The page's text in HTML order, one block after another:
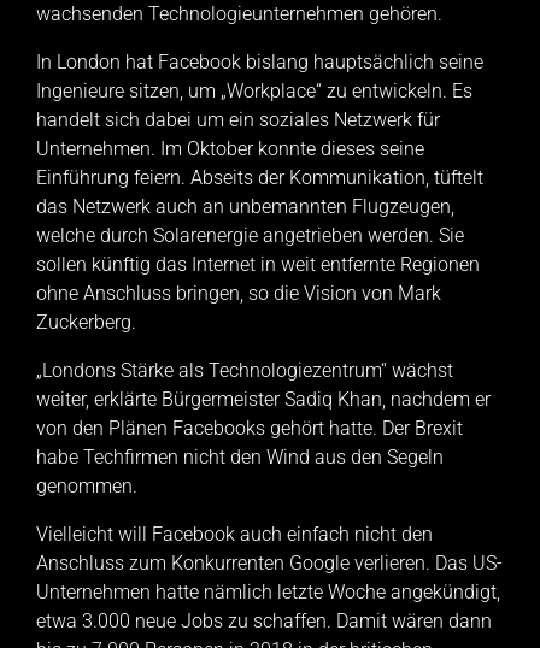
wachsenden Technologieunternehmen gehören.
In London hat Facebook bislang hauptsächlich seine
Ingenieure sitzen, um „Workplace“ zu entwickeln. Es
handelt sich dabei um ein soziales Netzwerk für
Unternehmen. Im Oktober konnte dieses seine
Einführung feiern. Abseits der Kommunikation, tüftelt
das Netzwerk auch an unbemannten Flugzeugen,
welche durch Solarenergie angetrieben werden. Sie
sollen künftig das Internet in weit entfernte Regionen
ohne Anschluss bringen, so die Vision von Mark
Zuckerberg.
„Londons Stärke als Technologiezentrum“ wächst
weiter, erklärte Bürgermeister Sadiq Khan, nachdem er
von den Plänen Facebooks gehört hatte. Der Brexit
habe Techfirmen nicht den Wind aus den Segeln
genommen.
Vielleicht will Facebook auch einfach nicht den
Anschluss zum Konkurrenten Google verlieren. Das US-
Unternehmen hatte nämlich letzte Woche angekündigt,
etwa 3.000 neue Jobs zu schaffen. Damit wären dann